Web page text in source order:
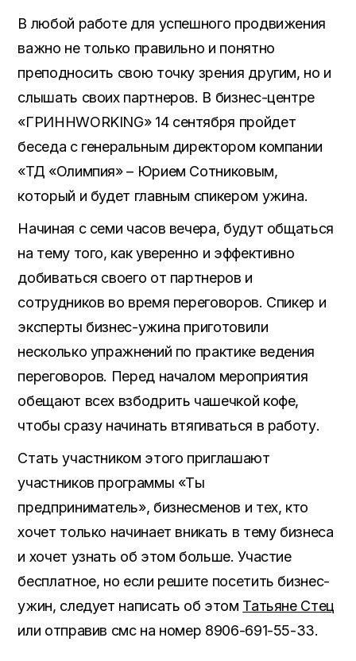
В любой работе для успешного продвижения
важно не только правильно и понятно
преподносить свою точку зрения другим, но и
слышать своих партнеров. В бизнес-центре
«ГРИННWORKING» 14 сентября пройдет
беседа с генеральным директором компании
«ТД «Олимпия» – Юрием Сотниковым,
который и будет главным спикером ужина.
Начиная с семи часов вечера, будут общаться
на тему того, как уверенно и эффективно
добиваться своего от партнеров и
сотрудников во время переговоров. Спикер и
эксперты бизнес-ужина приготовили
несколько упражнений по практике ведения
переговоров. Перед началом мероприятия
обещают всех взбодрить чашечкой кофе,
чтобы сразу начинать втягиваться в работу.
Стать участником этого приглашают
участников программы «Ты
предприниматель», бизнесменов и тех, кто
хочет только начинает вникать в тему бизнеса
и хочет узнать об этом больше. Участие
бесплатное, но если решите посетить бизнес-
ужин, следует написать об этом Татьяне Стец
или отправив смс на номер 8906-691-55-33.